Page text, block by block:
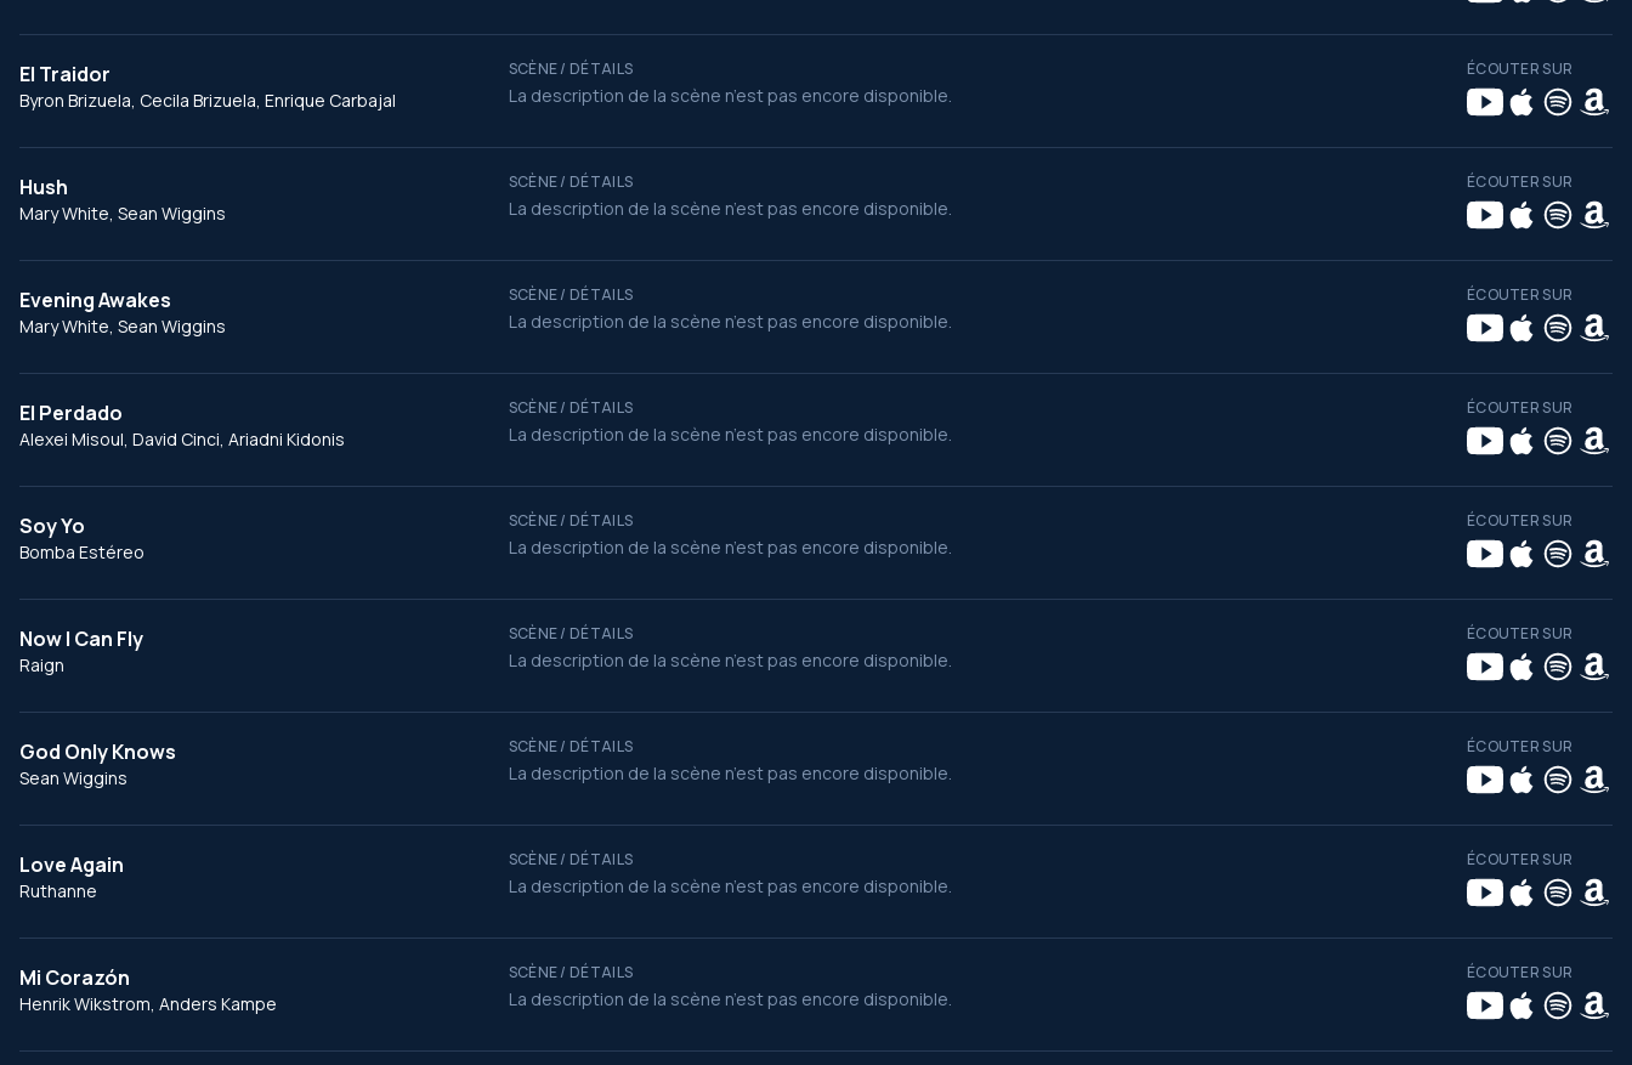
El Traidor
Byron Brizuela, Cecila Brizuela, Enrique Carbajal
SCÈNE / DÉTAILS
La description de la scène n’est pas encore disponible.
ÉCOUTER SUR
Hush
Mary White, Sean Wiggins
SCÈNE / DÉTAILS
La description de la scène n’est pas encore disponible.
ÉCOUTER SUR
Evening Awakes
Mary White, Sean Wiggins
SCÈNE / DÉTAILS
La description de la scène n’est pas encore disponible.
ÉCOUTER SUR
El Perdado
Alexei Misoul, David Cinci, Ariadni Kidonis
SCÈNE / DÉTAILS
La description de la scène n’est pas encore disponible.
ÉCOUTER SUR
Soy Yo
Bomba Estéreo
SCÈNE / DÉTAILS
La description de la scène n’est pas encore disponible.
ÉCOUTER SUR
Now I Can Fly
Raign
SCÈNE / DÉTAILS
La description de la scène n’est pas encore disponible.
ÉCOUTER SUR
God Only Knows
Sean Wiggins
SCÈNE / DÉTAILS
La description de la scène n’est pas encore disponible.
ÉCOUTER SUR
Love Again
Ruthanne
SCÈNE / DÉTAILS
La description de la scène n’est pas encore disponible.
ÉCOUTER SUR
Mi Corazón
Henrik Wikstrom, Anders Kampe
SCÈNE / DÉTAILS
La description de la scène n’est pas encore disponible.
ÉCOUTER SUR